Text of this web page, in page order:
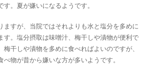
。夏が嫌いになるようです。
ますが、当院ではそれよりも水と塩分を多めに
す。塩分摂取は味噌汁、梅干しや漬物が便利で
干しや漬物を多めに食べればよいのですが、
物が昔から嫌いな方が多いようです。